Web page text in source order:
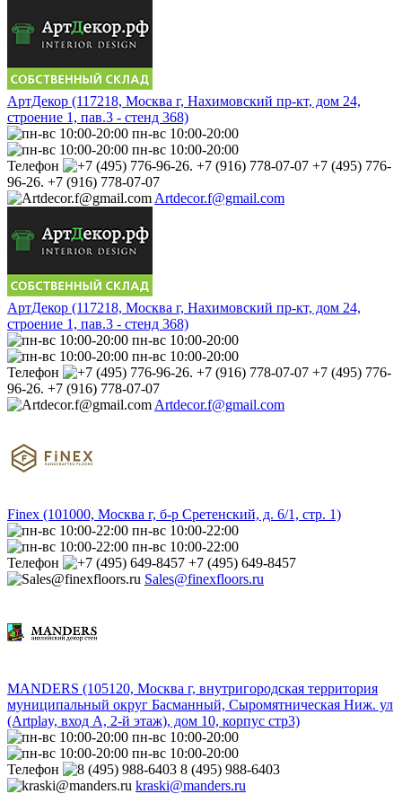
АртДекор (117218, Москва г, Нахимовский пр-кт, дом 24,
строение 1, пав.3 - стенд 368)
пн-вс 10:00-20:00
пн-вс 10:00-20:00
Телефон
+7 (495) 776-
96-26. +7 (916) 778-07-07
Artdecor.f@gmail.com
АртДекор (117218, Москва г, Нахимовский пр-кт, дом 24,
строение 1, пав.3 - стенд 368)
пн-вс 10:00-20:00
пн-вс 10:00-20:00
Телефон
+7 (495) 776-
96-26. +7 (916) 778-07-07
Artdecor.f@gmail.com
Finex (101000, Москва г, б-р Сретенский, д. 6/1, стр. 1)
пн-вс 10:00-22:00
пн-вс 10:00-22:00
Телефон
+7 (495) 649-8457
Sales@finexfloors.ru
MANDERS (105120, Москва г, внутригородская территория
муниципальный округ Басманный, Сыромятническая Ниж. ул
(Artplay, вход А, 2-й этаж), дом 10, корпус стр3)
пн-вс 10:00-20:00
пн-вс 10:00-20:00
Телефон
8 (495) 988-6403
kraski@manders.ru